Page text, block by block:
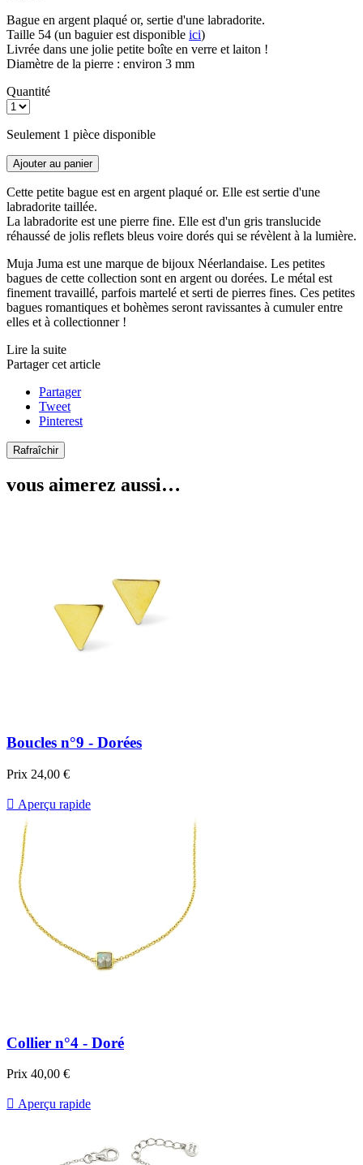
Bague en argent plaqué or, sertie d'une labradorite.
Taille 54 (un baguier est disponible ici)
Livrée dans une jolie petite boîte en verre et laiton !
Diamètre de la pierre : environ 3 mm
Quantité
Seulement 1 pièce disponible
Ajouter au panier
Cette petite bague est en argent plaqué or. Elle est sertie d'une
labradorite taillée.
La labradorite est une pierre fine. Elle est d'un gris translucide
réhaussé de jolis reflets bleus voire dorés qui se révèlent à la lumière.
Muja Juma est une marque de bijoux Néerlandaise. Les petites
bagues de cette collection sont en argent ou dorées. Le métal est
finement travaillé, parfois martelé et serti de pierres fines. Ces petites
bagues romantiques et bohèmes seront ravissantes à cumuler entre
elles et à collectionner !
Lire la suite
Partager cet article
Partager
Tweet
Pinterest
vous aimerez aussi…
Boucles n°9 - Dorées
Prix 24,00 €
 Aperçu rapide
Collier n°4 - Doré
Prix 40,00 €
 Aperçu rapide